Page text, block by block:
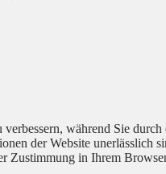
während Sie
der Website
Zustimmung in Ihrem